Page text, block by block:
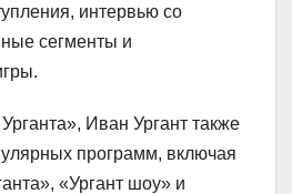
интервью со
сегменты и
Иван Ургант также
программ, включая
«Ургант шоу» и